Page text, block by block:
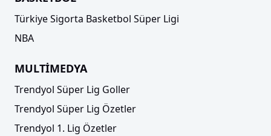
Türkiye Sigorta Basketbol Süper Ligi
NBA
MULTİMEDYA
Trendyol Süper Lig Goller
Trendyol Süper Lig Özetler
Trendyol 1. Lig Özetler